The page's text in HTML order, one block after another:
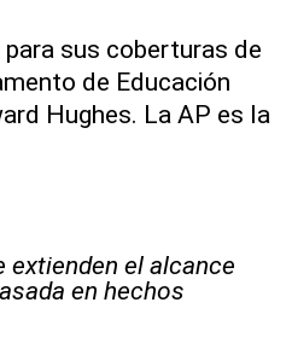
sus coberturas de
de Educación
Hughes. La AP es la
el alcance
en hechos